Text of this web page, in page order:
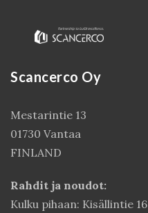
Scancerco Oy
Mestarintie 13
01730 Vantaa
FINLAND
Rahdit ja noudot:
Kulku pihaan: Kisällintie 16